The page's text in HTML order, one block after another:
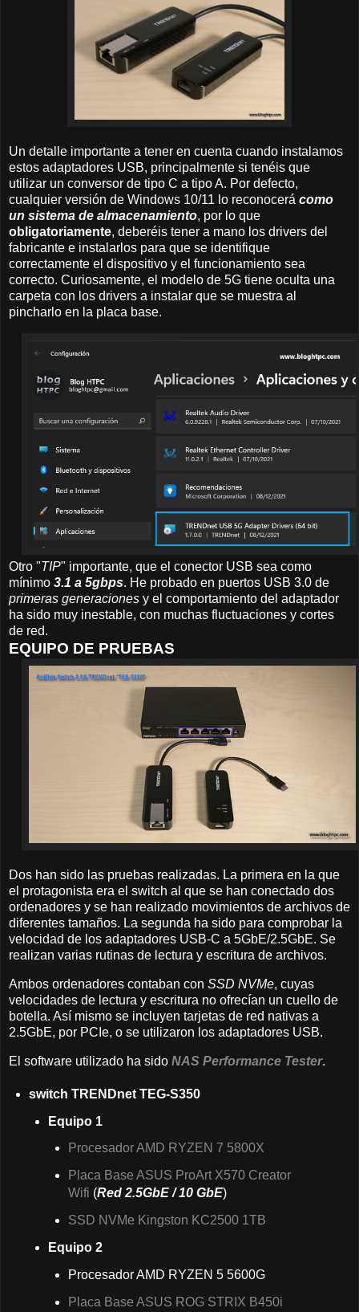
Un detalle importante a tener en cuenta cuando instalamos
estos adaptadores USB, principalmente si tenéis que
utilizar un conversor de tipo C a tipo A. Por defecto,
cualquier versión de Windows 10/11 lo reconocerá como
un sistema de almacenamiento, por lo que
obligatoriamente, deberéis tener a mano los drivers del
fabricante e instalarlos para que se identifique
correctamente el dispositivo y el funcionamiento sea
correcto. Curiosamente, el modelo de 5G tiene oculta una
carpeta con los drivers a instalar que se muestra al
pincharlo en la placa base.
Otro "TIP" importante, que el conector USB sea como
mínimo 3.1 a 5gbps. He probado en puertos USB 3.0 de
primeras generaciones y el comportamiento del adaptador
ha sido muy inestable, con muchas fluctuaciones y cortes
de red.
EQUIPO DE PRUEBAS
Dos han sido las pruebas realizadas. La primera en la que
el protagonista era el switch al que se han conectado dos
ordenadores y se han realizado movimientos de archivos de
diferentes tamaños. La segunda ha sido para comprobar la
velocidad de los adaptadores USB-C a 5GbE/2.5GbE. Se
realizan varias rutinas de lectura y escritura de archivos.
Ambos ordenadores contaban con SSD NVMe, cuyas
velocidades de lectura y escritura no ofrecían un cuello de
botella. Así mismo se incluyen tarjetas de red nativas a
2.5GbE, por PCIe, o se utilizaron los adaptadores USB.
El software utilizado ha sido NAS Performance Tester.
switch TRENDnet TEG-S350
Equipo 1
Procesador AMD RYZEN 7 5800X
Placa Base ASUS ProArt X570 Creator
Wifi (Red 2.5GbE / 10 GbE)
SSD NVMe Kingston KC2500 1TB
Equipo 2
Procesador AMD RYZEN 5 5600G
Placa Base ASUS ROG STRIX B450i